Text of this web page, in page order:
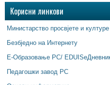
Корисни линкови
Министарство просвјете и културе
Безбједно на Интернету
Е-Образовање РС/
Педагошки завод РС